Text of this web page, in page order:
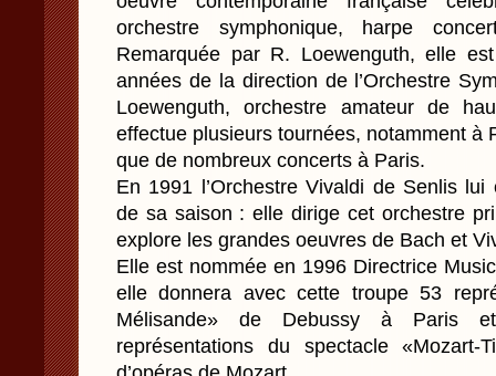
orchestre symphonique, harpe
Remarquée par R. Loewenguth, elle
années de la direction de l’Orchestre
Loewenguth, orchestre amateur de
effectue plusieurs tournées, notamment à
que de nombreux concerts à Paris.
En 1991 l’Orchestre Vivaldi de Senlis
de sa saison : elle dirige cet orchestre
explore les grandes oeuvres de Bach et
Elle est nommée en 1996 Directrice
elle donnera avec cette troupe 53
Mélisande» de Debussy à Paris
représentations du spectacle «Mozart-